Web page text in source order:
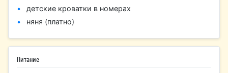
детские кроватки в номерах
няня (платно)
Питание